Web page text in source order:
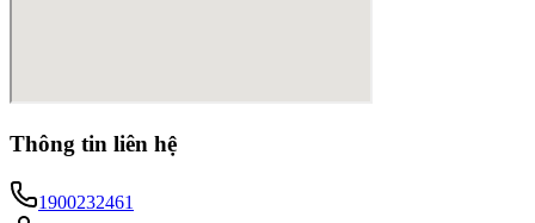
Thông tin liên hệ
1900232461